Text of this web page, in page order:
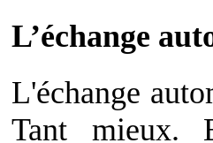
L’échange
L'échange
Tant mieux.